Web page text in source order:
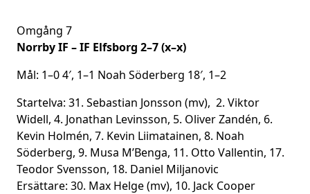
Omgång 7
Norrby IF – IF Elfsborg 2–7 (x–x)
Mål: 1–0 4′, 1–1 Noah Söderberg 18′, 1–2
Startelva: 31. Sebastian Jonsson (mv), 2. Viktor
Widell, 4. Jonathan Levinsson, 5. Oliver Zandén, 6.
Kevin Holmén, 7. Kevin Liimatainen, 8. Noah
Söderberg, 9. Musa M’Benga, 11. Otto Vallentin, 17.
Teodor Svensson, 18. Daniel Miljanovic
Ersättare: 30. Max Helge (mv), 10. Jack Cooper